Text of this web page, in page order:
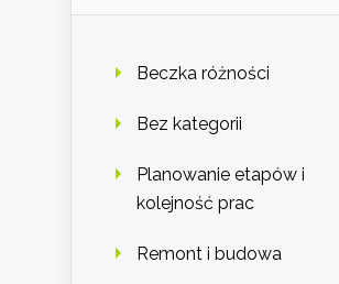
Beczka różności
Bez kategorii
Planowanie etapów i
kolejność prac
Remont i budowa